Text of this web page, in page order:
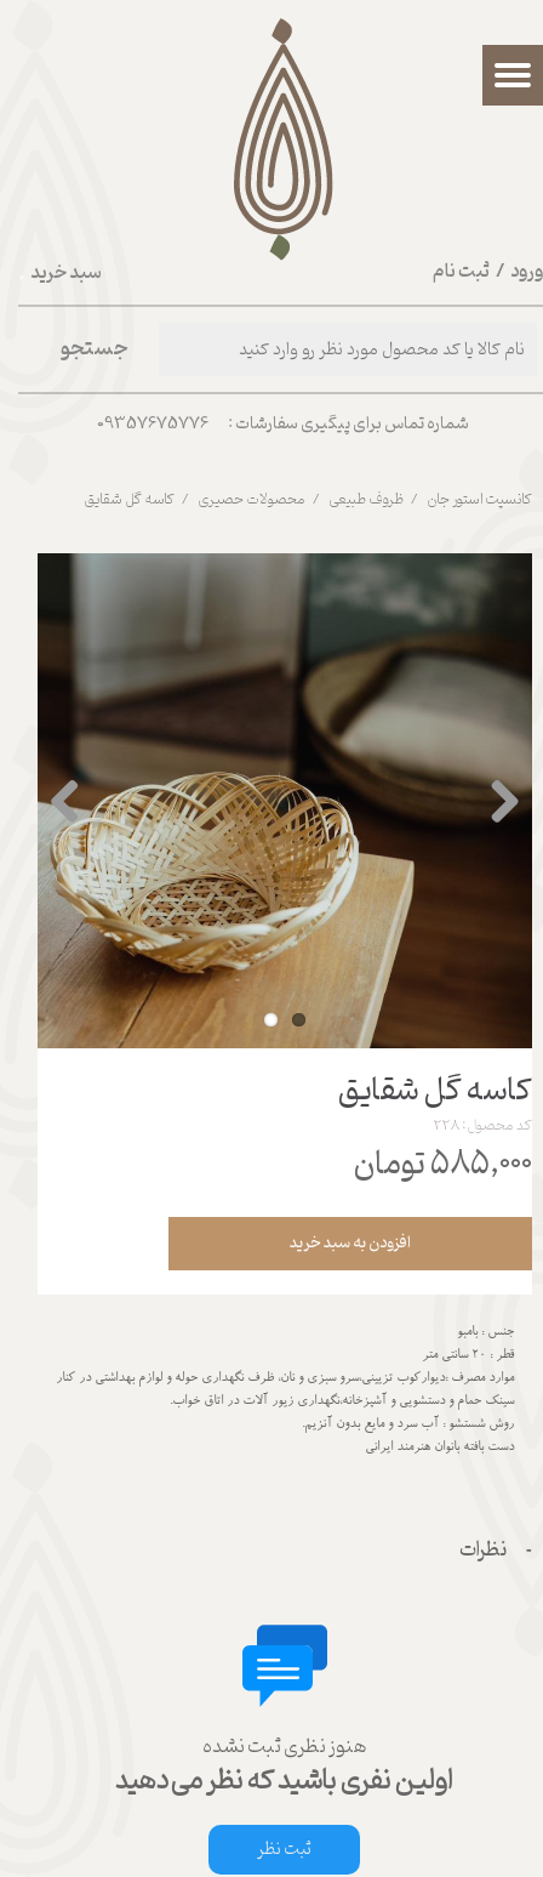
سبد خرید / ثبت نام
حساب کاربری من
تغییر گذر واژه
شماره تماس برای پیگیری سفارشات : 09357675776
جستجو
کانسپت استور جان ظروف طبیعی محصولات حصیری کاسه گل شقایق
کاسه گل شقایق
کد محصول: 228
۵۸۵,۰۰۰ تومان
افزودن به سبد خرید
جنس : بامبو
قطر : 20 سانتی متر
موارد مصرف :دیوارکوب تزیینی،سرو سبزی و نان، ظرف نگهداری حوله و لوازم بهداشتی در کنار
سینک حمام و دستشویی و آشپزخانه،نگهداری زیور آلات در اتاق خواب.
روش شستشو : آب سرد و مایع بدون آنزیم.
دست بافته بانوان هنرمند ایرانی
نظرات
هنوز نظری ثبت نشده
اولین نفری باشید که نظر می‌دهید
ثبت نظر